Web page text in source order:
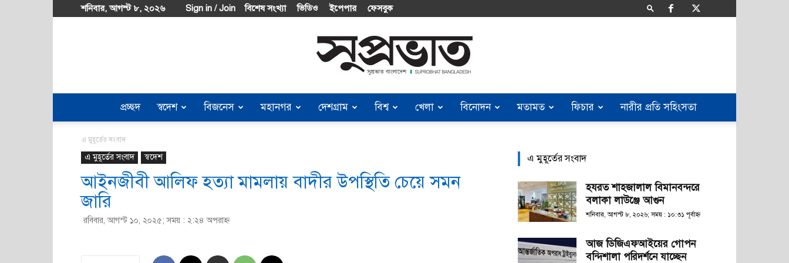
শনিবার, আগস্ট ৮, ২০২৬ Sign in / Join বিশেষ সংখ্যা ভিডিও ইপেপার ফেসবুক
Suprobhat
Bangladesh
প্রচ্ছদ স্বদেশ বিজনেস মহানগর দেশগ্রাম বিশ্ব খেলা বিনোদন মতামত ফিচার নারীর প্রতি সহিংসতা
এ মুহূর্তের সংবাদ
এ মুহূর্তের সংবাদ স্বদেশ
আইনজীবী আলিফ হত্যা মামলায় বাদীর উপস্থিতি চেয়ে সমন
জারি
রবিবার, আগস্ট ১০, ২০২৫; সময় : ২:২৪ অপরাহ্ণ
এ মুহূর্তের সংবাদ
হযরত শাহজালাল বিমানবন্দরে
বলাকা লাউঞ্জে আগুন
শনিবার, আগস্ট ৮, ২০২৬; সময় : ১০:৩১ পূর্বাহ্ণ
আজ ডিজিএফআইয়ের গোপন
বন্দিশালা পরিদর্শনে যাচ্ছেন